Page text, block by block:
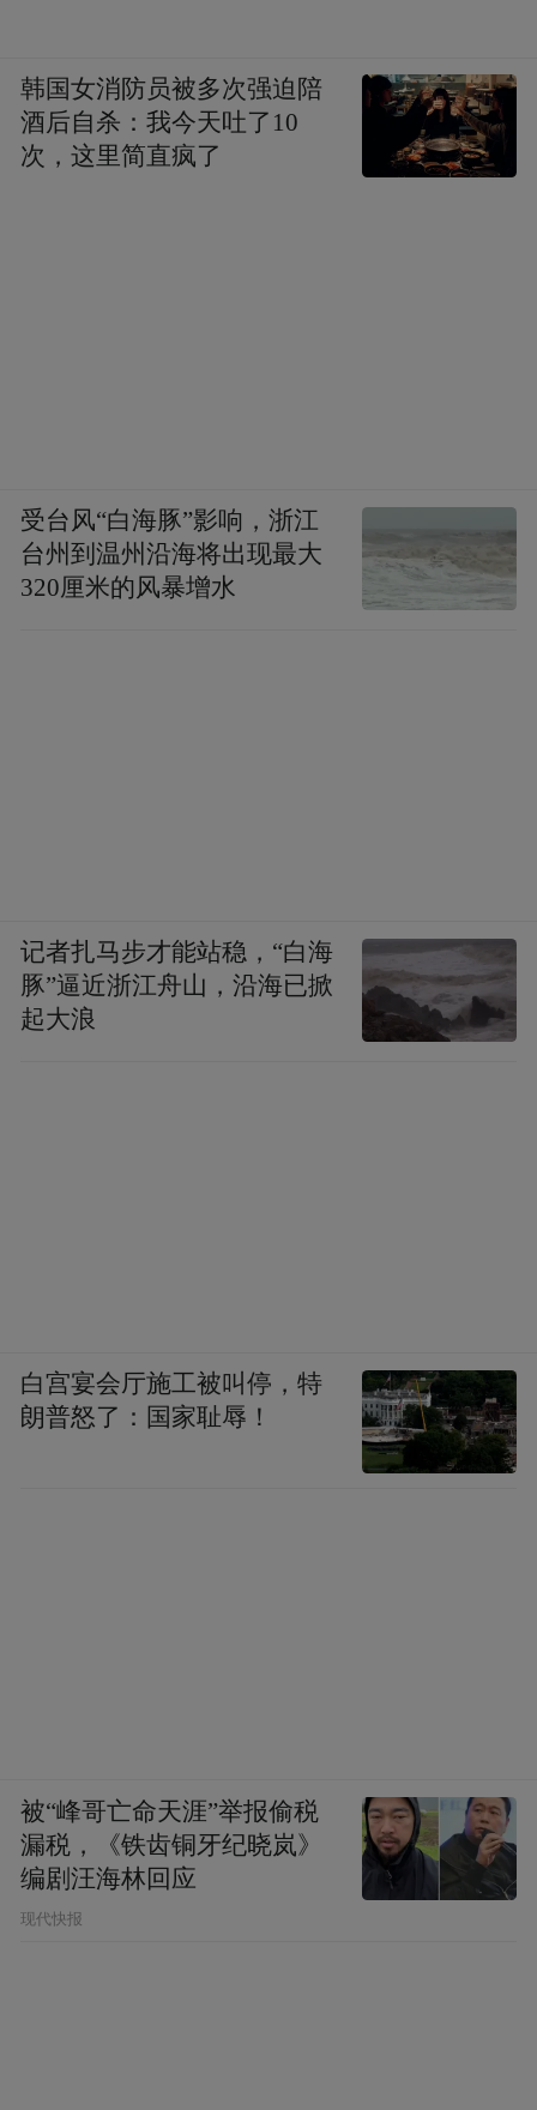
韩国女消防员被多次强迫陪
酒后自杀：我今天吐了10
次，这里简直疯了
受台风“白海豚”影响，浙江
台州到温州沿海将出现最大
320厘米的风暴增水
记者扎马步才能站稳，“白海
豚”逼近浙江舟山，沿海已掀
起大浪
白宫宴会厅施工被叫停，特
朗普怒了：国家耻辱！
被“峰哥亡命天涯”举报偷税
漏税，《铁齿铜牙纪晓岚》
编剧汪海林回应
现代快报